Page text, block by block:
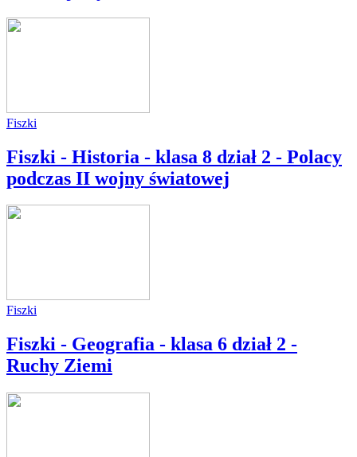
Fiszki
Fiszki - Historia - klasa 8 dział 2 - Polacy
podczas II wojny światowej
Fiszki
Fiszki - Geografia - klasa 6 dział 2 -
Ruchy Ziemi